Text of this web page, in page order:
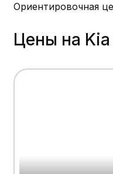
Ориентировочная
Цены на Kia